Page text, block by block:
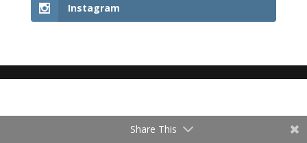
Instagram
Share This